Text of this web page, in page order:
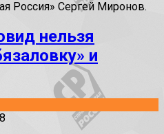
Россия» Сергей Миронов.
нельзя
и